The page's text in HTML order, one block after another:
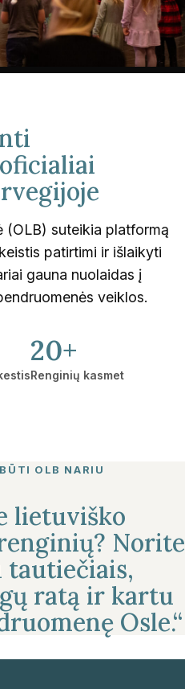
(OLB) suteikia platformą
patirtimi ir išlaikyti
gauna nuolaidas į
veiklos.
20+
Renginių kasmet
OLB NARIU
lietuviško
Norite
ratą ir kartu
Osle.“